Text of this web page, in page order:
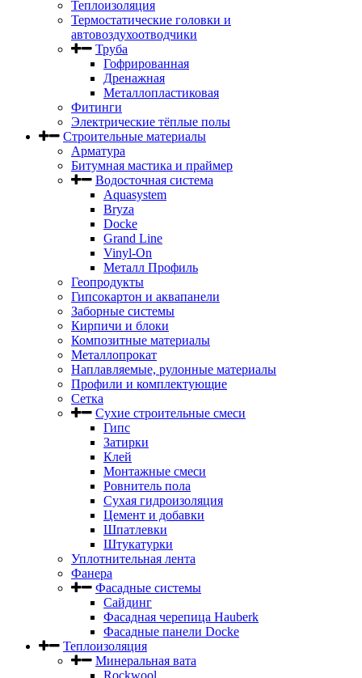
Теплоизоляция
Термостатические головки и
автовоздухоотводчики
Труба
Гофрированная
Дренажная
Металлопластиковая
Фитинги
Электрические тёплые полы
Строительные материалы
Арматура
Битумная мастика и праймер
Водосточная система
Aquasystem
Bryza
Docke
Grand Line
Vinyl-On
Металл Профиль
Геопродукты
Гипсокартон и аквапанели
Заборные системы
Кирпичи и блоки
Композитные материалы
Металлопрокат
Наплавляемые, рулонные материалы
Профили и комплектующие
Сетка
Сухие строительные смеси
Гипс
Затирки
Клей
Монтажные смеси
Ровнитель пола
Сухая гидроизоляция
Цемент и добавки
Шпатлевки
Штукатурки
Уплотнительная лента
Фанера
Фасадные системы
Сайдинг
Фасадная черепица Hauberk
Фасадные панели Docke
Теплоизоляция
Минеральная вата
Rockwool